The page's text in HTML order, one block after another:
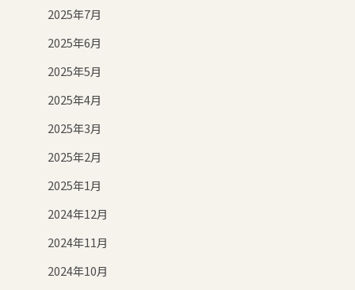
2025年7月
2025年6月
2025年5月
2025年4月
2025年3月
2025年2月
2025年1月
2024年12月
2024年11月
2024年10月